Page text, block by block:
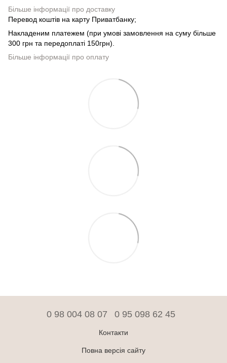
Більше інформації про доставку
Перевод коштів на карту Приватбанку;
Накладеним платежем (при умові замовлення на суму більше
300 грн та передоплаті 150грн).
Більше інформації про оплату
0 98 004 08 07 0 95 098 62 45
Контакти
Повна версія сайту